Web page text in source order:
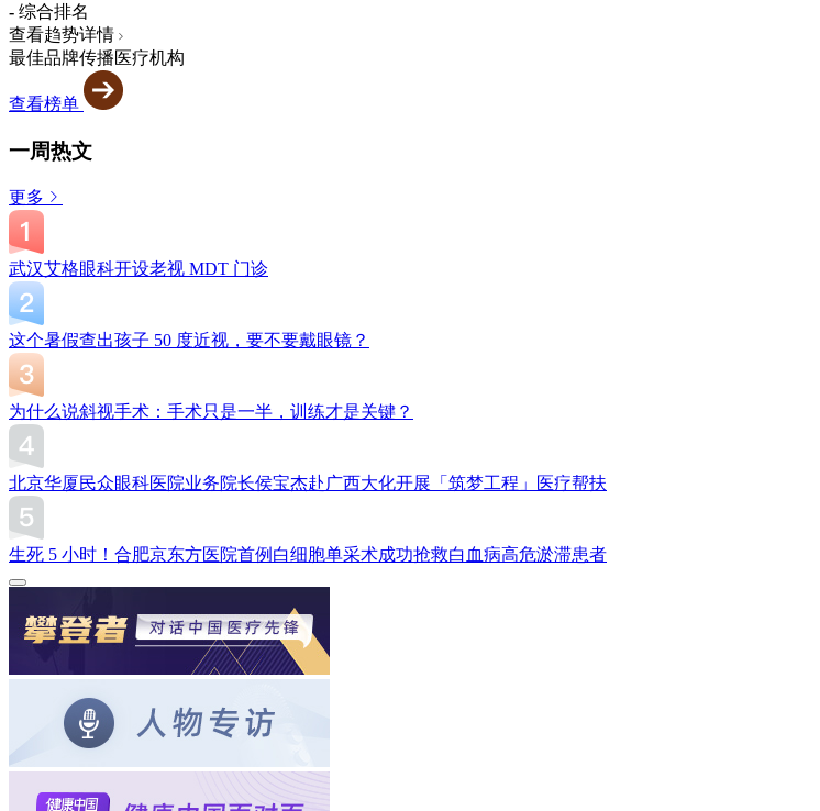
- 综合排名
查看趋势详情
最佳品牌传播医疗机构
查看榜单
一周热文
更多
武汉艾格眼科开设老视 MDT 门诊
这个暑假查出孩子 50 度近视，要不要戴眼镜？
为什么说斜视手术：手术只是一半，训练才是关键？
北京华厦民众眼科医院业务院长侯宝杰赴广西大化开展「筑梦工程」医疗帮扶
生死 5 小时！合肥京东方医院首例白细胞单采术成功抢救白血病高危淤滞患者